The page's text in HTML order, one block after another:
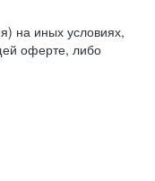
на иных условиях,
оферте, либо